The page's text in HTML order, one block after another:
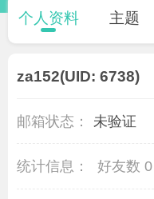
个人资料 主题
za152(UID: 6738)
邮箱状态： 未验证
统计信息： 好友数 0